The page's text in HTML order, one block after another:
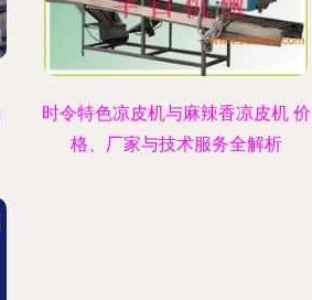
时令特色凉皮机与麻辣香凉皮机 价
格、厂家与技术服务全解析